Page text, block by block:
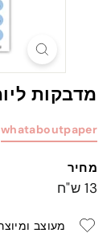
מדבקות
whataboutpaper
מחיר
מחיר
13 ש"ח
מעוצב